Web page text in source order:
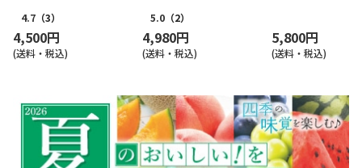
4.7 （3）
4,500円
(送料・税込)
5.0 （2）
4,980円
(送料・税込)
5,800円
(送料・税込)